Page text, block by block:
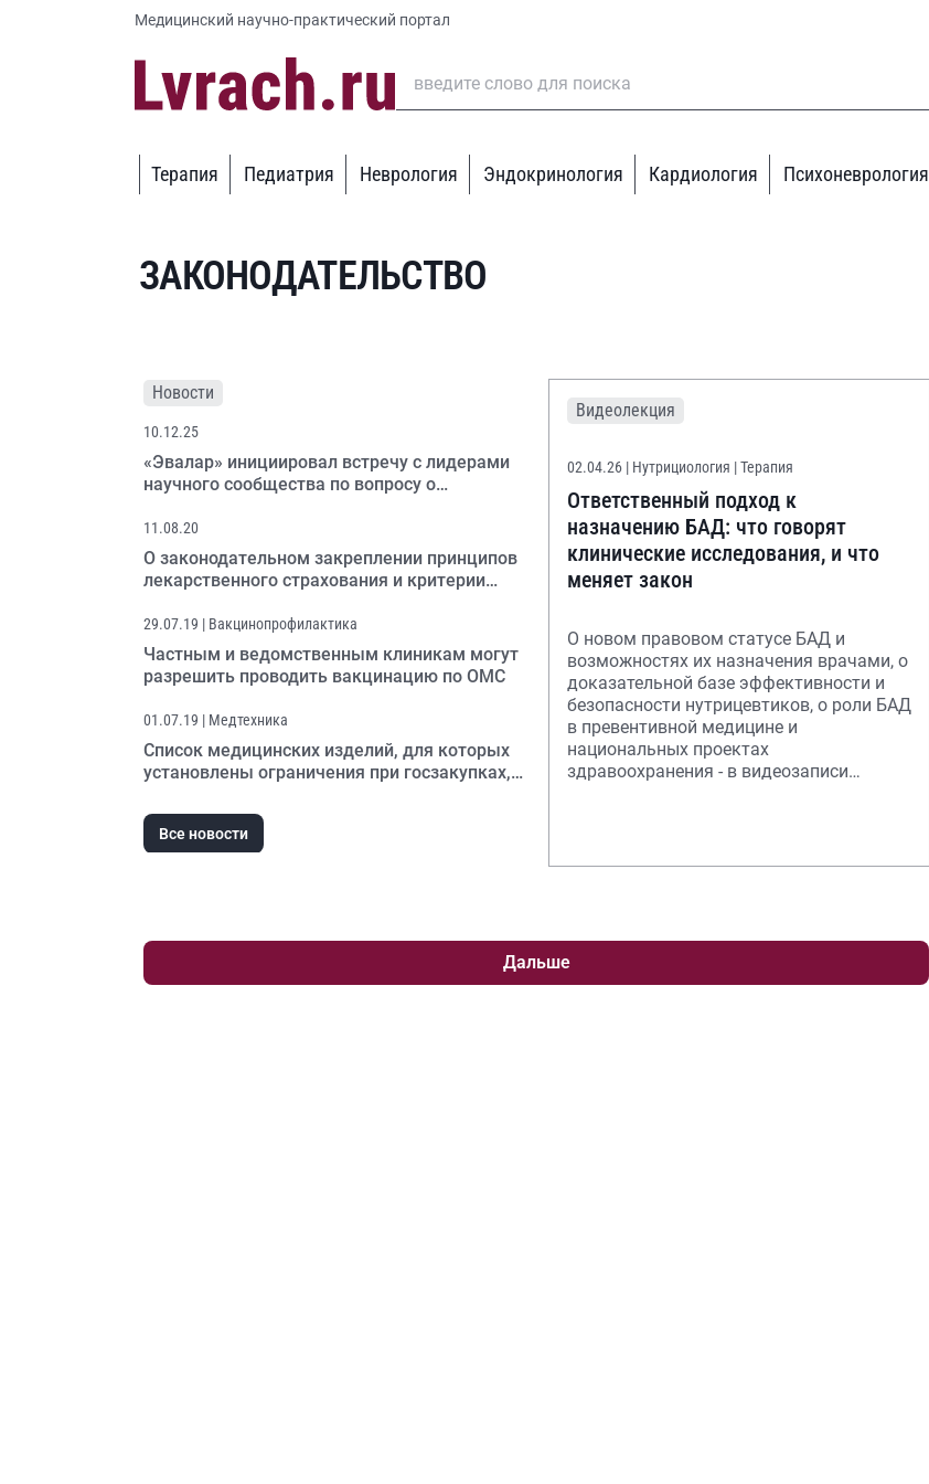
Медицинский научно-практический портал
Терапия Педиатрия Неврология Эндокринология Кардиология Психоневрология
ЗАКОНОДАТЕЛЬСТВО
Новости
10.12.25
«Эвалар» инициировал встречу с лидерами
научного сообщества по вопросу о
11.08.20
О законодательном закреплении принципов
лекарственного страхования и критерии
29.07.19 | Вакцинопрофилактика
Частным и ведомственным клиникам могут
разрешить проводить вакцинацию по ОМС
01.07.19 | Медтехника
Список медицинских изделий, для которых
установлены ограничения при госзакупках,
Все новости
Видеолекция
02.04.26 | Нутрициология | Терапия
Ответственный подход к
назначению БАД: что говорят
клинические исследования, и что
меняет закон
О новом правовом статусе БАД и
возможностях их назначения врачами, о
доказательной базе эффективности и
безопасности нутрицевтиков, о роли БАД
в превентивной медицине и
национальных проектах
здравоохранения - в видеозаписи
Дальше